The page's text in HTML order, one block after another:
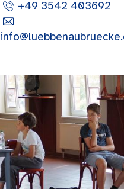
+49 3542 403692